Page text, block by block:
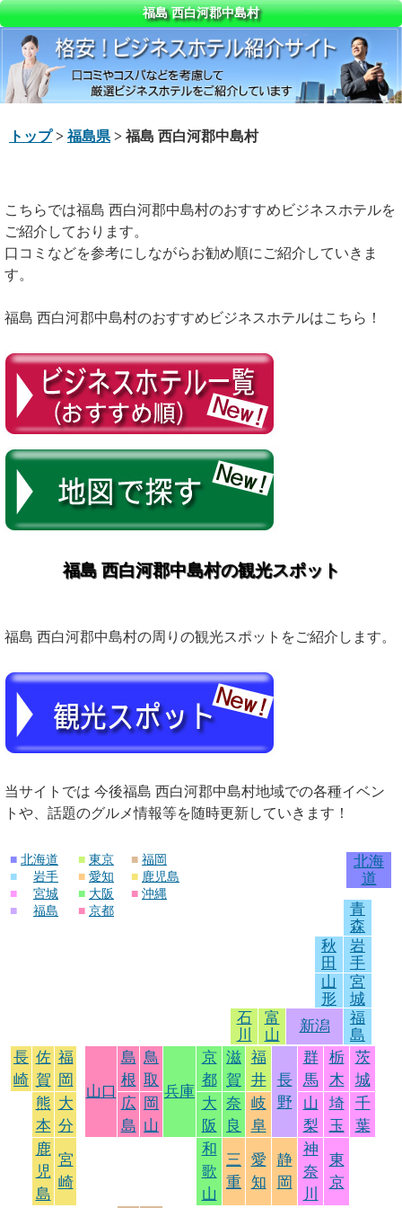
福島 西白河郡中島村
トップ>福島県 > 福島 西白河郡中島村
こちらでは福島 西白河郡中島村のおすすめビジネスホテルを
ご紹介しております。
口コミなどを参考にしながらお勧め順にご紹介していきま
す。
福島 西白河郡中島村のおすすめビジネスホテルはこちら！
福島 西白河郡中島村の観光スポット
福島 西白河郡中島村の周りの観光スポットをご紹介します。
当サイトでは 今後福島 西白河郡中島村地域での各種イベン
トや、話題のグルメ情報等を随時更新していきます！
■ 北海道
■
岩手
■
宮城
■
福島
■ 東京
■ 愛知
■ 大阪
■ 京都
■ 福岡
■ 鹿児島
■ 沖縄
北海
道
青
森
秋
田
岩
手
山
形
宮
城
石
川
富
山
新潟
福
島
長
崎
佐
賀
福
岡
山口
島
根
鳥
取
兵庫
京
都
滋
賀
福
井
長
野
群
馬
栃
木
茨
城
熊
本
大
分
広
島
岡
山
大
阪
奈
良
岐
阜
山
梨
埼
玉
千
葉
鹿
児
島
宮
崎
和
歌
山
三
重
愛
知
静
岡
神
奈
川
東
京